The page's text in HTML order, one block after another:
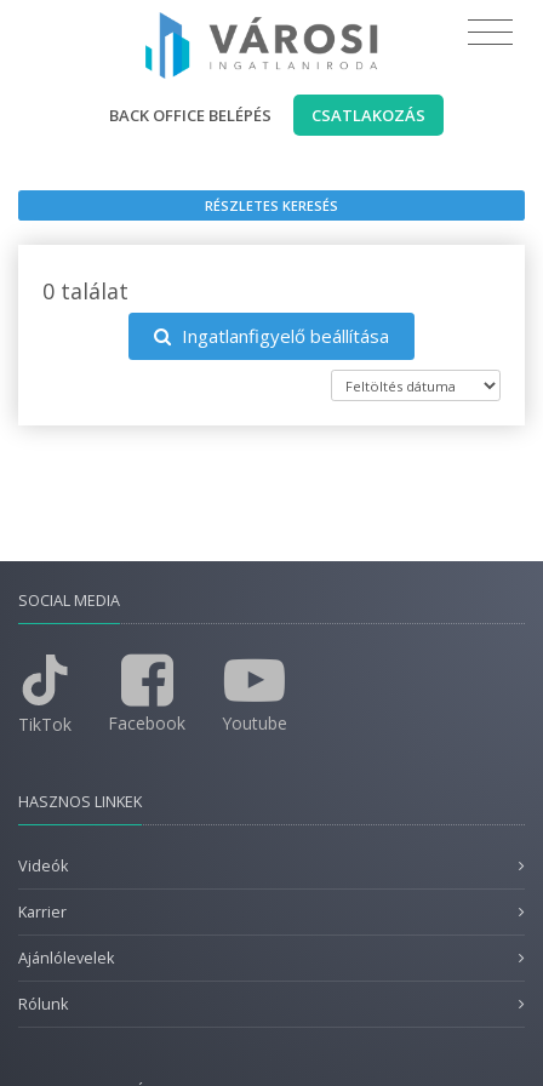
BACK OFFICE BELÉPÉS CSATLAKOZÁS
RÉSZLETES KERESÉS
0 találat
Ingatlanfigyelő beállítása
SOCIAL MEDIA
TikTok Facebook Youtube
HASZNOS LINKEK
Videók
Karrier
Ajánlólevelek
Rólunk